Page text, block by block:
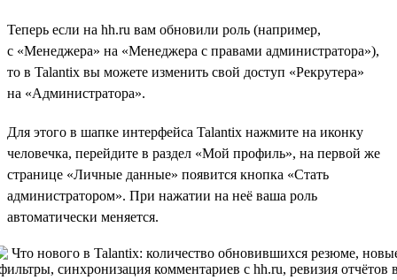
Теперь если на hh.ru вам обновили роль (например,
с «Менеджера» на «Менеджера с правами администратора»),
то в Talantix вы можете изменить свой доступ «Рекрутера»
на «Администратора».
Для этого в шапке интерфейса Talantix нажмите на иконку
человечка, перейдите в раздел «Мой профиль», на первой же
странице «Личные данные» появится кнопка «Стать
администратором». При нажатии на неё ваша роль
автоматически меняется.